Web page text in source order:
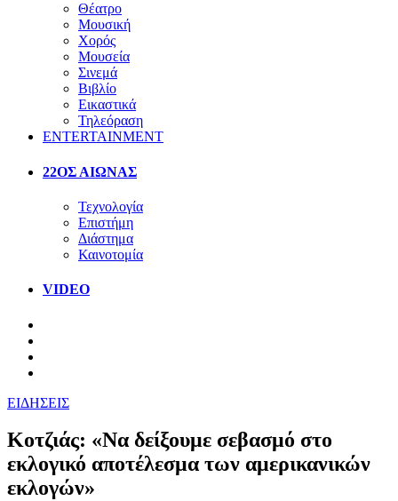
Θέατρο
Μουσική
Χορός
Μουσεία
Σινεμά
Βιβλίο
Εικαστικά
Τηλεόραση
ENTERTAINMENT
22ΟΣ ΑΙΩΝΑΣ
Τεχνολογία
Επιστήμη
Διάστημα
Καινοτομία
VIDEO
ΕΙΔΗΣΕΙΣ
Κοτζιάς: «Να δείξουμε σεβασμό στο
εκλογικό αποτέλεσμα των αμερικανικών
εκλογών»